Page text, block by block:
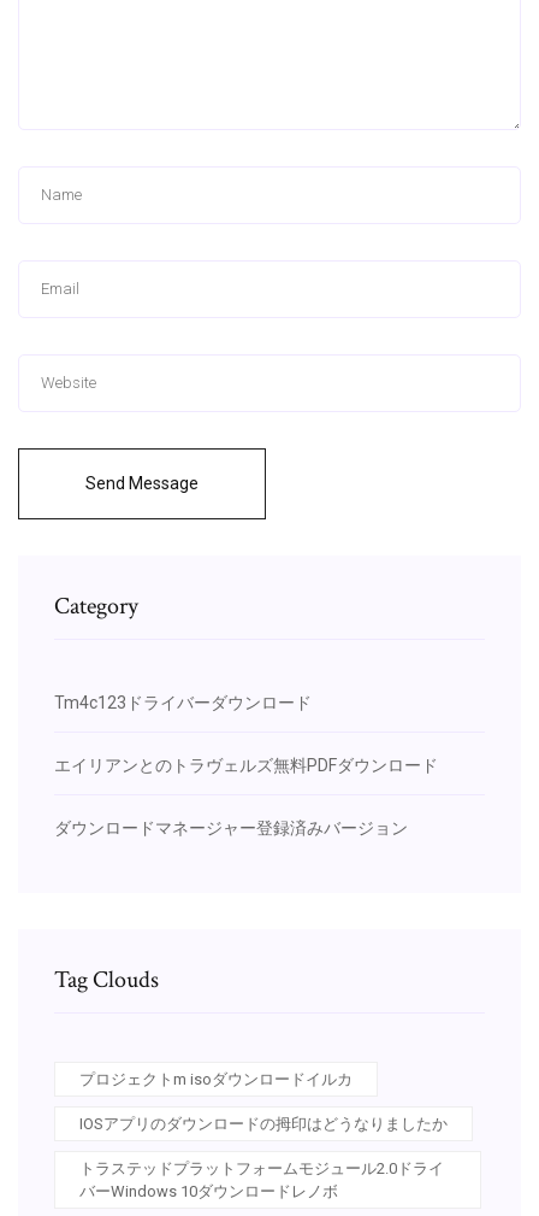
Send Message
Category
Tm4c123ドライバーダウンロード
エイリアンとのトラヴェルズ無料PDFダウンロード
ダウンロードマネージャー登録済みバージョン
Tag Clouds
プロジェクトm isoダウンロードイルカ
IOSアプリのダウンロードの拇印はどうなりましたか
トラステッドプラットフォームモジュール2.0ドライ
バーWindows 10ダウンロードレノボ